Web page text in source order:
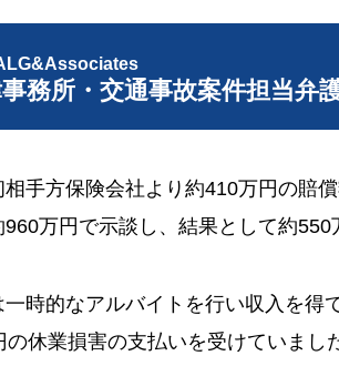
務所・交通事故案件担当弁
手方保険会社より約410万円の賠
万円で示談し、結果として約550
一時的なアルバイトを行い収入を得
の休業損害の支払いを受けていまし